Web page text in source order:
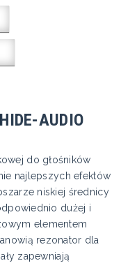
AUDIO
do głośników
najlepszych efektów
niskiej średnicy
dużej i
elementem
rezonator dla
zapewniają